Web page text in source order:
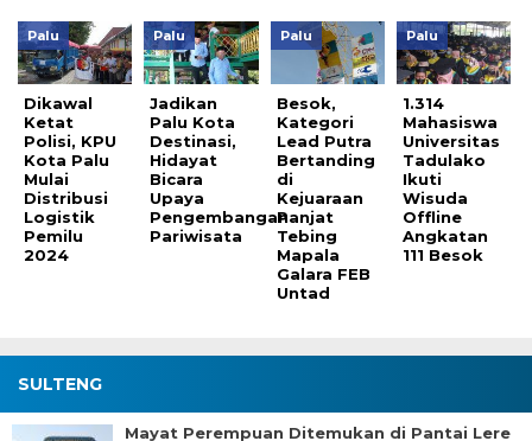
Palu
Dikawal
Ketat
Polisi, KPU
Kota Palu
Mulai
Distribusi
Logistik
Pemilu
2024
Palu
Jadikan
Palu Kota
Destinasi,
Hidayat
Bicara
Upaya
Pengembangan
Pariwisata
Palu
Besok,
Kategori
Lead Putra
Bertanding
di
Kejuaraan
Panjat
Tebing
Mapala
Galara FEB
Untad
Palu
1.314
Mahasiswa
Universitas
Tadulako
Ikuti
Wisuda
Offline
Angkatan
111 Besok
SULTENG
Mayat Perempuan Ditemukan di Pantai Lere